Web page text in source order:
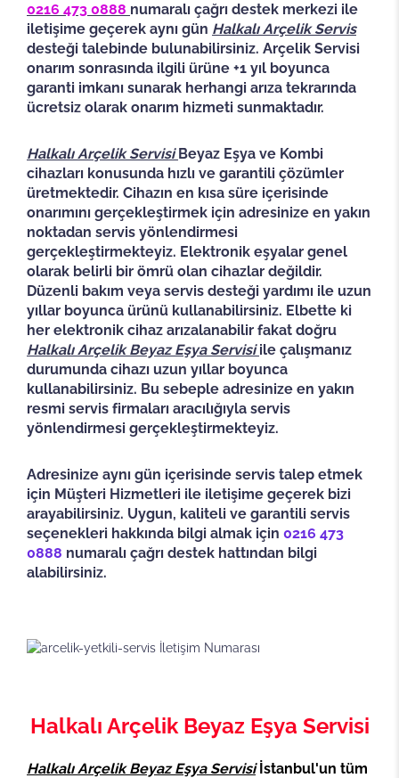
0216 473 0888 numaralı çağrı destek merkezi ile
iletişime geçerek aynı gün HalkalıArçelik Servis
desteği talebinde bulunabilirsiniz. Arçelik Servisi
onarım sonrasında ilgili ürüne +1 yıl boyunca
garanti imkanı sunarak herhangi arıza tekrarında
ücretsiz olarak onarım hizmeti sunmaktadır.
Halkalı Arçelik Servisi Beyaz Eşya ve Kombi
cihazları konusunda hızlı ve garantili çözümler
üretmektedir. Cihazın en kısa süre içerisinde
onarımını gerçekleştirmek için adresinize en yakın
noktadan servis yönlendirmesi
gerçekleştirmekteyiz. Elektronik eşyalar genel
olarak belirli bir ömrü olan cihazlar değildir.
Düzenli bakım veya servis desteği yardımı ile uzun
yıllar boyunca ürünü kullanabilirsiniz. Elbette ki
her elektronik cihaz arızalanabilir fakat doğru
HalkalıArçelik Beyaz Eşya Servisiile çalışmanız
durumunda cihazı uzun yıllar boyunca
kullanabilirsiniz. Bu sebeple adresinize en yakın
resmi servis firmaları aracılığıyla servis
yönlendirmesi gerçekleştirmekteyiz.
Adresinize aynı gün içerisinde servis talep etmek
için Müşteri Hizmetleri ile iletişime geçerek bizi
arayabilirsiniz. Uygun, kaliteli ve garantili servis
seçenekleri hakkında bilgi almak için 0216 473
0888 numaralı çağrı destek hattından bilgi
alabilirsiniz.
Halkalı Arçelik Beyaz Eşya Servisi
Halkalı Arçelik Beyaz Eşya Servisiİstanbul'un tüm